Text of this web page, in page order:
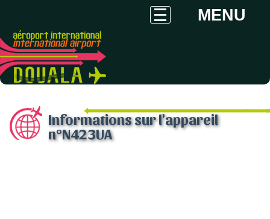
MENU
Informations sur l'appareil
n°N423UA